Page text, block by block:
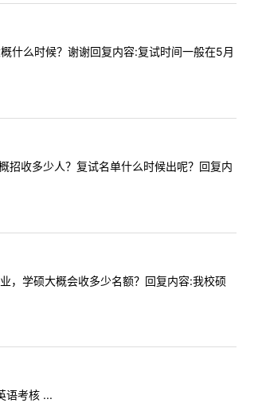
么时候？谢谢回复内容:复试时间一般在5月
收多少人？复试名单什么时候出呢？回复内
学硕大概会收多少名额？回复内容:我校硕
语考核 ...